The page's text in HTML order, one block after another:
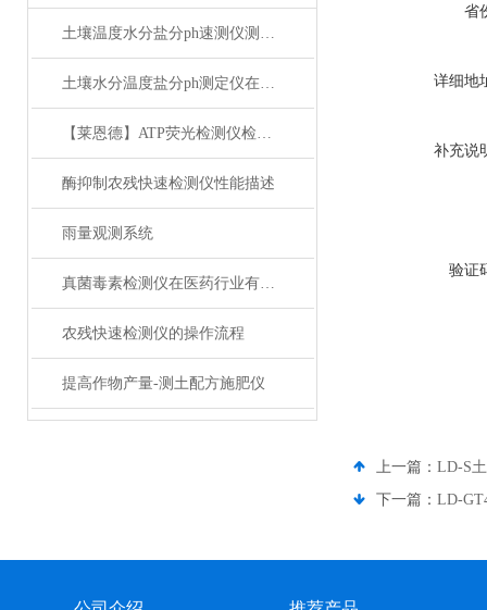
土壤温度水分盐分ph速测仪测量的准吗
土壤水分温度盐分ph测定仪在农业中的用途【莱恩德】
【莱恩德】ATP荧光检测仪检测内容
酶抑制农残快速检测仪性能描述
雨量观测系统
真菌毒素检测仪在医药行业有哪些应用场景？
农残快速检测仪的操作流程
提高作物产量-测土配方施肥仪
省
详细地
补充说
验证
上一篇： LD-S
下一篇： LD-